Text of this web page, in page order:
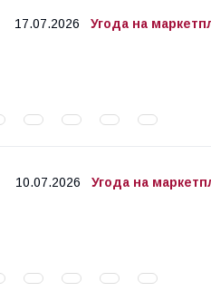
17.07.2026 Угода на
10.07.2026 Угода на